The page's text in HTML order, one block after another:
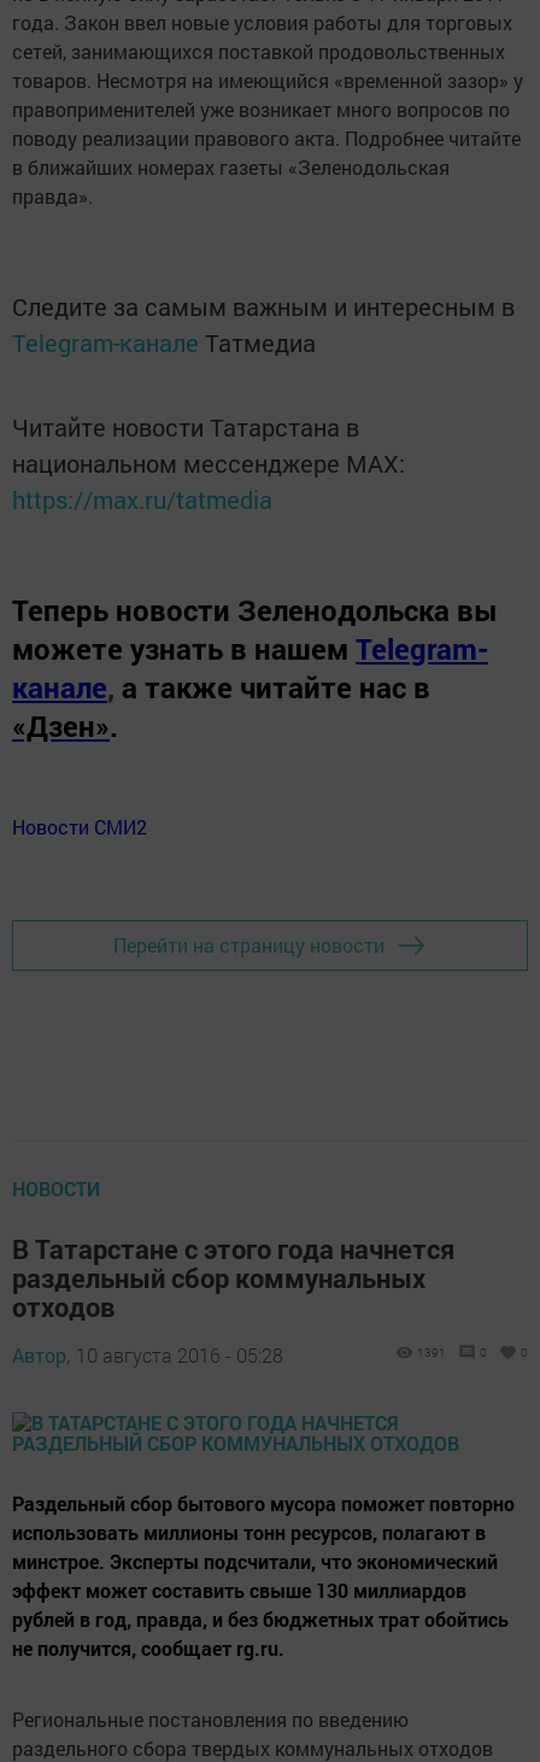
года. Закон ввел новые условия работы для торговых
сетей, занимающихся поставкой продовольственных
товаров. Несмотря на имеющийся «временной зазор» у
правоприменителей уже возникает много вопросов по
поводу реализации правового акта. Подробнее читайте
в ближайших номерах газеты «Зеленодольская
правда».
Следите за самым важным и интересным в
Telegram-канале Татмедиа
Читайте новости Татарстана в
национальном мессенджере MАХ:
https://max.ru/tatmedia
Теперь новости Зеленодольска вы
можете узнать в нашем Telegram-
канале, а также читайте нас в
«Дзен».
Новости СМИ2
Перейти на страницу новости
НОВОСТИ
В Татарстане с этого года начнется
раздельный сбор коммунальных
отходов
Автор, 10 августа 2016 - 05:28 1391 0 0
Раздельный сбор бытового мусора поможет повторно
использовать миллионы тонн ресурсов, полагают в
минстрое. Эксперты подсчитали, что экономический
эффект может составить свыше 130 миллиардов
рублей в год, правда, и без бюджетных трат обойтись
не получится, сообщает rg.ru.
Региональные постановления по введению
раздельного сбора твердых коммунальных отходов